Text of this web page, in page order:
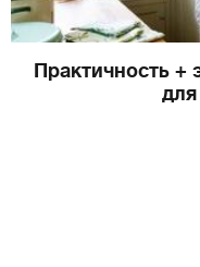
Практичность +
для